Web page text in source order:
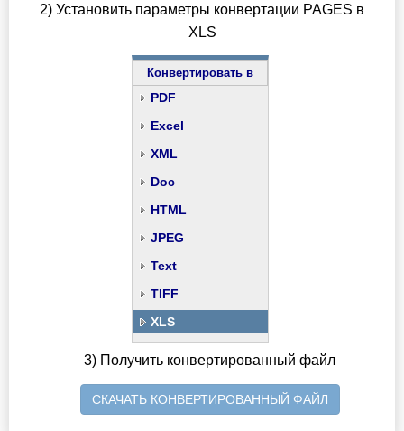
2) Установить параметры конвертации PAGES в
XLS
Конвертировать в
PDF
Excel
XML
Doc
HTML
JPEG
Text
TIFF
XLS
3) Получить конвертированный файл
СКАЧАТЬ КОНВЕРТИРОВАННЫЙ ФАЙЛ